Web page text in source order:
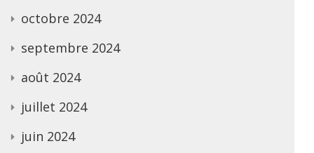
octobre 2024
septembre 2024
août 2024
juillet 2024
juin 2024